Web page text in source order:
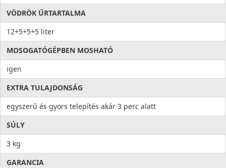
VÖDRÖK ŰRTARTALMA
12+5+5+5 liter
MOSOGATÓGÉPBEN MOSHATÓ
igen
EXTRA TULAJDONSÁG
egyszerű és gyors telepítés akár 3 perc alatt
SÚLY
3 kg
GARANCIA